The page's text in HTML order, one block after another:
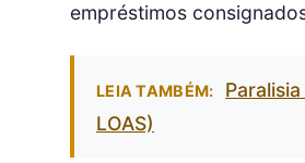
empréstimos
LEIA TAMBÉM:
LOAS)